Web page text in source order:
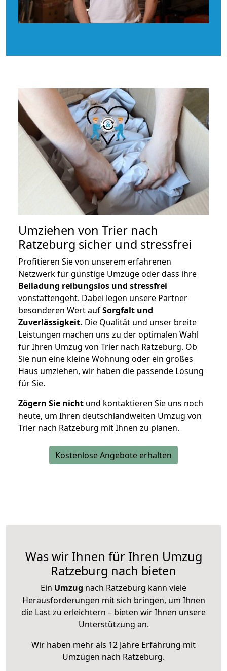
Umziehen von Trier nach
Ratzeburg sicher und stressfrei
Profitieren Sie von unserem erfahrenen
Netzwerk für günstige Umzüge oder dass ihre
Beiladung reibungslos und stressfrei
vonstattengeht. Dabei legen unsere Partner
besonderen Wert aufSorgfalt und
Zuverlässigkeit. Die Qualität und unser breite
Leistungen machen uns zu der optimalen Wahl
für Ihren Umzug von Trier nach Ratzeburg. Ob
Sie nun eine kleine Wohnung oder ein großes
Haus umziehen, wir haben die passende Lösung
für Sie.
Zögern Sie nicht und kontaktieren Sie uns noch
heute, um Ihren deutschlandweiten Umzug von
Trier nach Ratzeburg mit Ihnen zu planen.
Kostenlose Angebote erhalten
Was wir Ihnen für Ihren Umzug
Ratzeburg nach bieten
Ein Umzug nach Ratzeburg kann viele
Herausforderungen mit sich bringen, um Ihnen
die Last zu erleichtern – bieten wir Ihnen unsere
Unterstützung an.
Wir haben mehr als 12 Jahre Erfahrung mit
Umzügen nach Ratzeburg.